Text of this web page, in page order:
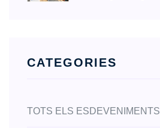
CATEGORIES
TOTS ELS ESDEVENIMENTS